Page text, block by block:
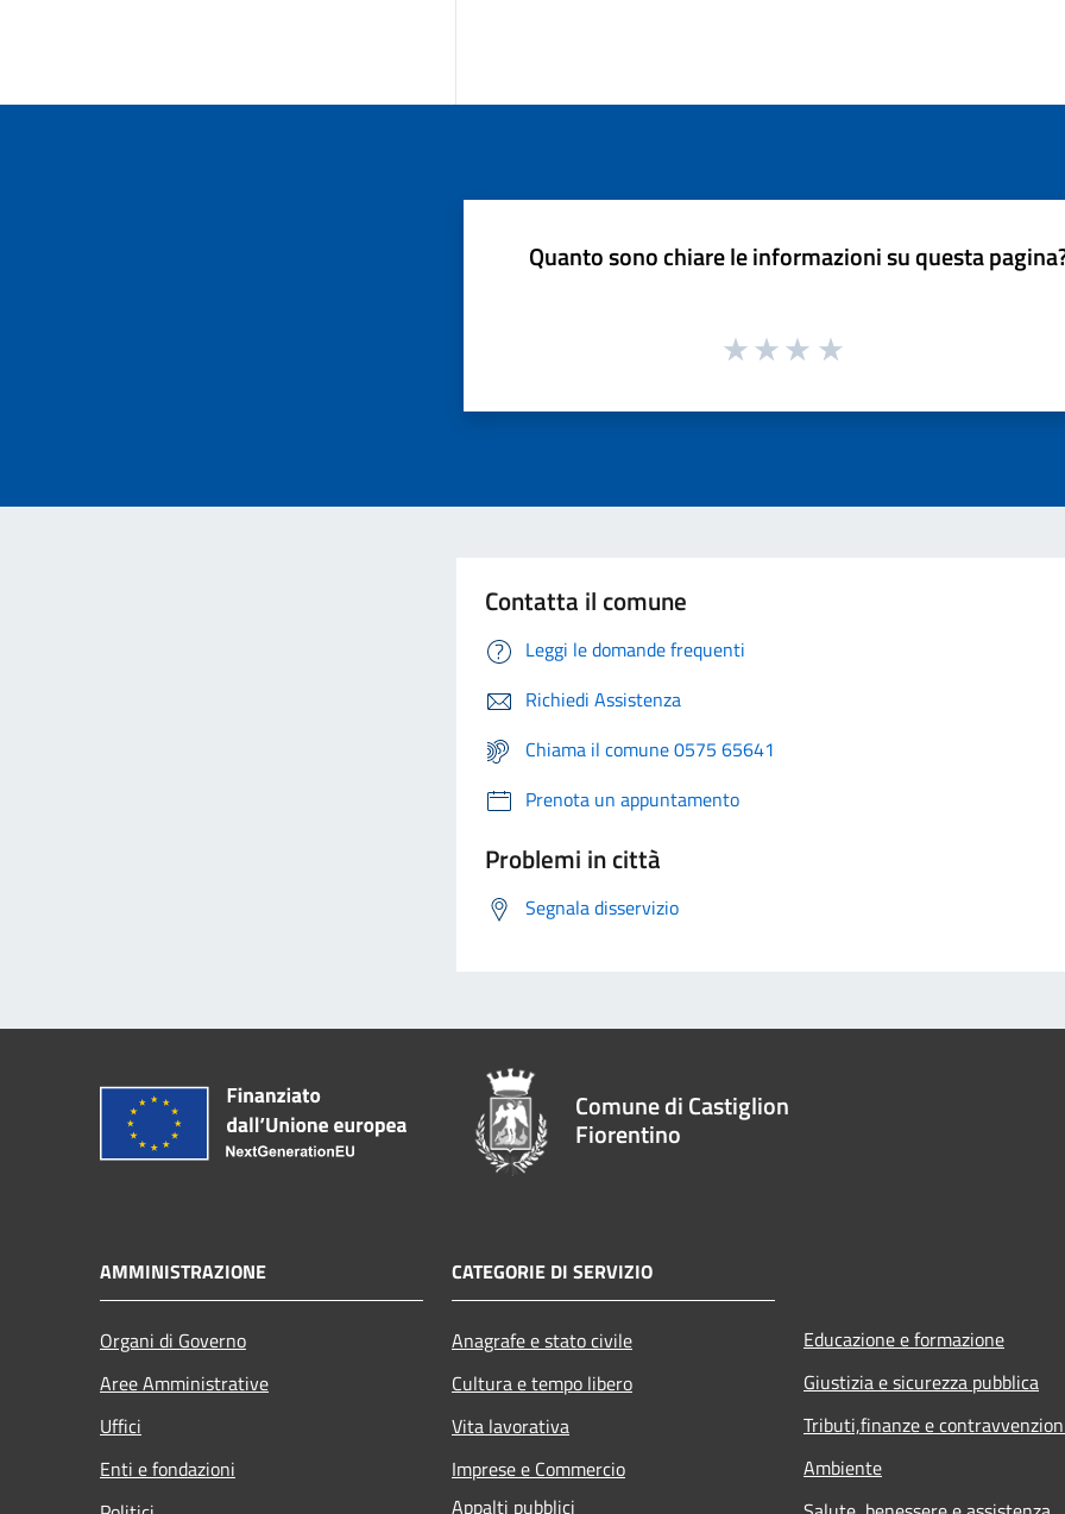
Quanto sono chiare le informazioni su questa
Contatta il comune
Leggi le domande frequenti
Richiedi Assistenza
Chiama il comune 0575 65641
Prenota un appuntamento
Problemi in città
Segnala disservizio
Comune di Castiglion
Fiorentino
AMMINISTRAZIONE
Organi di Governo
Aree Amministrative
Uffici
Enti e fondazioni
CATEGORIE DI SERVIZIO
Anagrafe e stato civile
Cultura e tempo libero
Vita lavorativa
Imprese e Commercio
Appalti pubblici
Educazione e formazione
Giustizia e sicurezza pubblica
Tributi,finanze e
Ambiente